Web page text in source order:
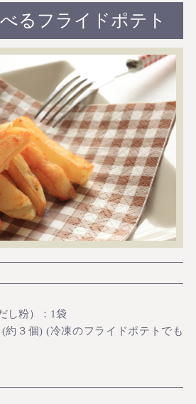
るフライドポテト
し粉）：1袋
約３個) (冷凍のフライドポテトでも